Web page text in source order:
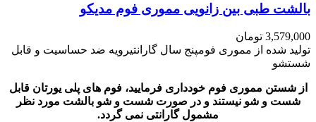
بالشت طبی بین زانویی مموری فوم مدیکو
3,579,000 تومان
تولید شده از مموری فومپنج سال گارانتیرویه ضد حساسیت و قابل
شستشو
از شستن مموری فوم خودداری فرمایید، فوم های پلی یورتان قابل
شست و شو نیستند و در صورت شست و شو بالشت مورد نظر
مشمول گارانتی نمی گردد.